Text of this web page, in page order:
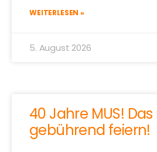
WEITERLESEN »
5. August 2026
40 Jahre MUS!
gebührend feiern!